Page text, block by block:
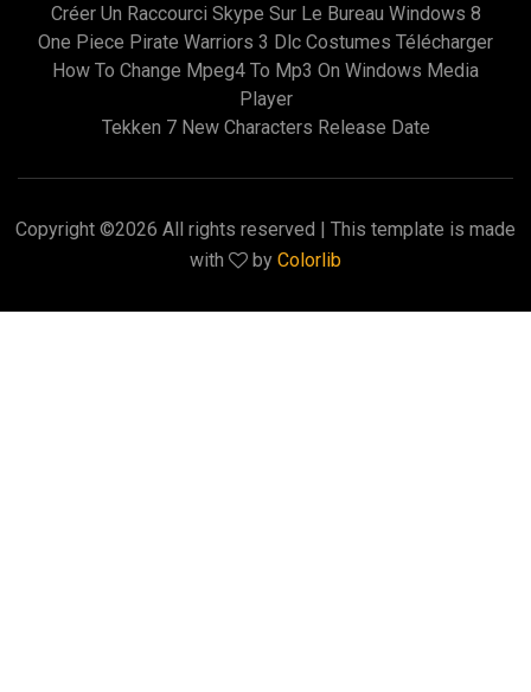
Créer Un Raccourci Skype Sur Le Bureau Windows 8
One Piece Pirate Warriors 3 Dlc Costumes Télécharger
How To Change Mpeg4 To Mp3 On Windows Media
Player
Tekken 7 New Characters Release Date
Copyright ©2026 All rights reserved | This template is made
with
by Colorlib